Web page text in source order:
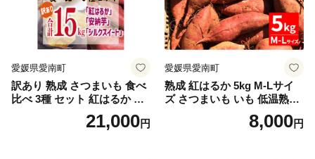
愛媛県愛南町
訳あり 熟成 さつまいも 食べ
比べ 3種 セット 紅はるか 安
納芋 シルクスイート 合計 15
kg サイズ混合 サツマイモ 焼
21,000円
愛媛県愛南町
熟成 紅はるか 5kg M-Lサイ
ズ さつまいも いも 低温熟成
完全熟成収穫 甘い 糖度 焼き
芋 やきいも スイートポテト
8,000円